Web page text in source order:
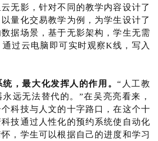
无影，针对不同的教学内容设计了
量化交易教学为例，为学生设计了
据场景，基于无影架构，学生无需
过云电脑即可实时观察K线，写入
统，最大化发挥人的作用。“人工教
远无法替代的。”在吴亮亮看来，
科技与人文的十字路口，在这个十
技通过人性化的预约系统使自动化
，学生可以根据自己的进度和学习